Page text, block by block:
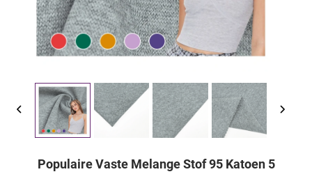
Populaire Vaste Melange Stof 95 Katoen 5